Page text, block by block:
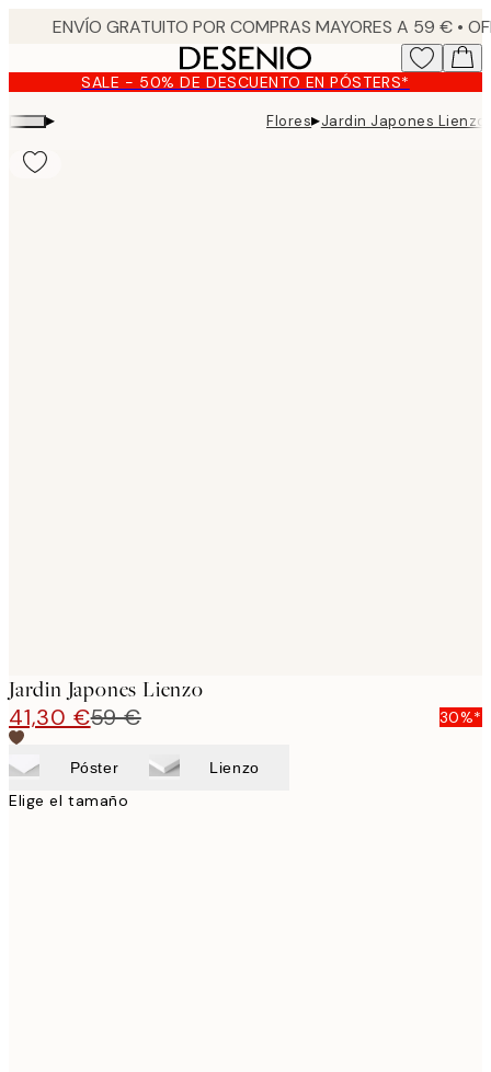
content.SALE - 50% DE DESCUENTO EN PÓSTERS*
▸ Flores▸Jardin Japones Lienzo
Jardin Japones Lienzo
41,30 €59 € 30%*
Póster Lienzo
Elige el tamaño